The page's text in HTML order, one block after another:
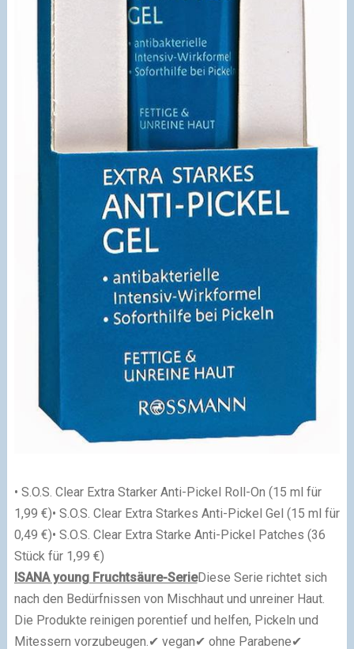
• S.O.S. Clear Extra Starker Anti-Pickel Roll-On (15 ml für
1,99 €)• S.O.S. Clear Extra Starkes Anti-Pickel Gel (15 ml für
0,49 €)• S.O.S. Clear Extra Starke Anti-Pickel Patches (36
Stück für 1,99 €)
ISANA young Fruchtsäure-SerieDiese Serie richtet sich
nach den Bedürfnissen von Mischhaut und unreiner Haut.
Die Produkte reinigen porentief und helfen, Pickeln und
Mitessern vorzubeugen. ✔ vegan✔ ohne Parabene✔